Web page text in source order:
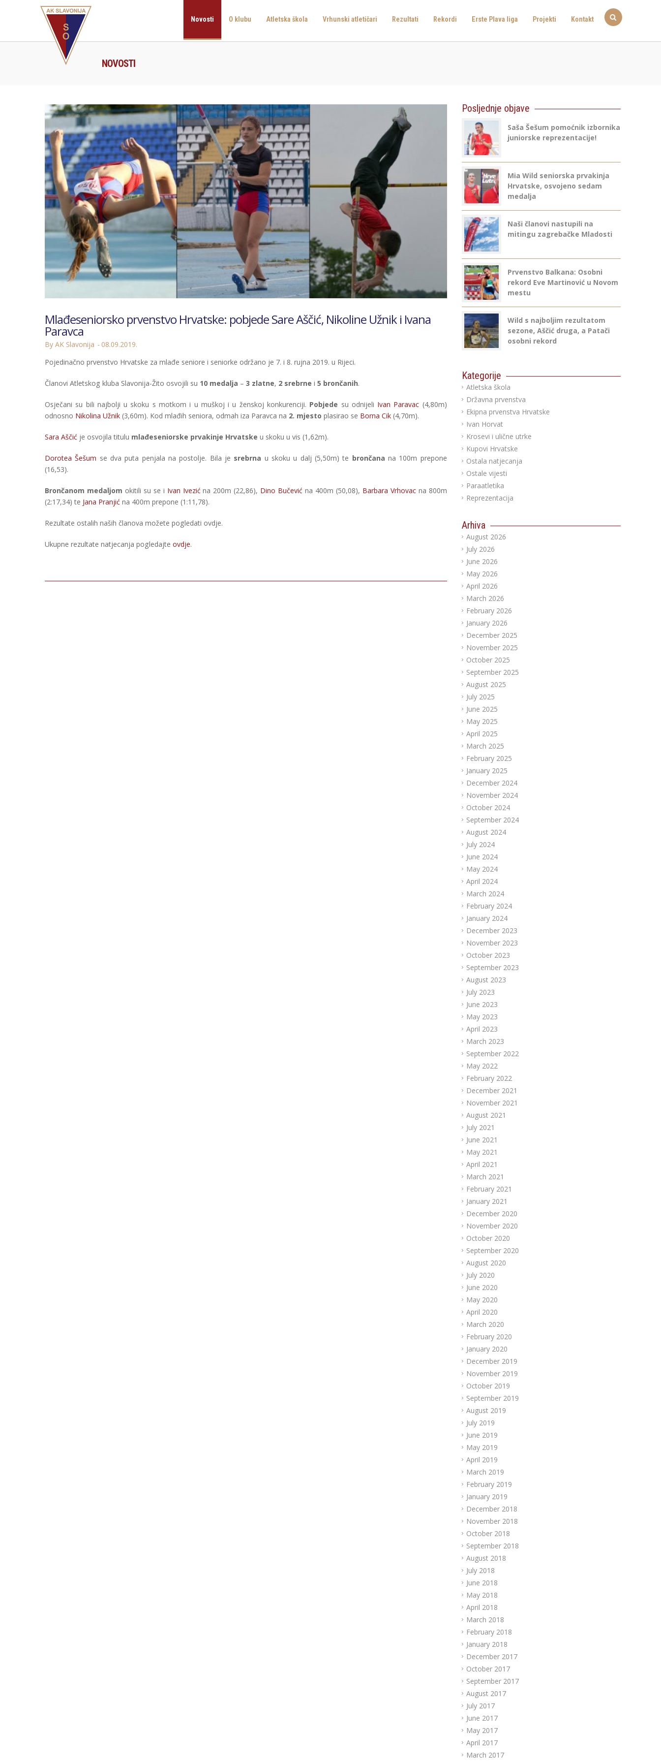
Novosti O klubu Atletska škola Vrhunski atletičari Rezultati Rekordi Erste Plava liga Projekti Kontakt
NOVOSTI
Mlađeseniorsko prvenstvo Hrvatske: pobjede Sare Aščić, Nikoline Užnik i Ivana
Paravca
By AK Slavonija
08.09.2019.
Pojedinačno prvenstvo Hrvatske za mlađe seniore i seniorke održano je 7. i 8. rujna 2019. u Rijeci.
Članovi Atletskog kluba Slavonija-Žito osvojili su 10 medalja – 3 zlatne, 2 srebrne i 5 brončanih.
Osječani su bili najbolji u skoku s motkom i u muškoj i u ženskoj konkurenciji. Pobjede su odnijeli Ivan Paravac (4,80m)
odnosno Nikolina Užnik (3,60m). Kod mlađih seniora, odmah iza Paravca na 2. mjesto plasirao se Borna Cik (4,70m).
Sara Aščić je osvojila titulu mlađeseniorske prvakinje Hrvatske u skoku u vis (1,62m).
Dorotea Šešum se dva puta penjala na postolje. Bila je srebrna u skoku u dalj (5,50m) te brončana na 100m prepone
(16,53).
Brončanom medaljom okitili su se i Ivan Ivezićna 200m (22,86), Dino Bučević na 400m (50,08), Barbara Vrhovacna 800m
(2:17,34) te Jana Pranjić na 400m prepone (1:11,78).
Rezultate ostalih naših članova možete pogledati ovdje.
Ukupne rezultate natjecanja pogledajte ovdje.
Posljednje objave
Saša Šešum pomoćnik izbornika
juniorske reprezentacije!
Mia Wild seniorska prvakinja
Hrvatske, osvojeno sedam
medalja
Naši članovi nastupili na
mitingu zagrebačke Mladosti
Prvenstvo Balkana: Osobni
rekord Eve Martinović u Novom
mestu
Wild s najboljim rezultatom
sezone, Aščić druga, a Patači
osobni rekord
Kategorije
Atletska škola
Državna prvenstva
Ekipna prvenstva Hrvatske
Ivan Horvat
Krosevi i ulične utrke
Kupovi Hrvatske
Ostala natjecanja
Ostale vijesti
Paraatletika
Reprezentacija
Arhiva
August 2026
July 2026
June 2026
May 2026
April 2026
March 2026
February 2026
January 2026
December 2025
November 2025
October 2025
September 2025
August 2025
July 2025
June 2025
May 2025
April 2025
March 2025
February 2025
January 2025
December 2024
November 2024
October 2024
September 2024
August 2024
July 2024
June 2024
May 2024
April 2024
March 2024
February 2024
January 2024
December 2023
November 2023
October 2023
September 2023
August 2023
July 2023
June 2023
May 2023
April 2023
March 2023
September 2022
May 2022
February 2022
December 2021
November 2021
August 2021
July 2021
June 2021
May 2021
April 2021
March 2021
February 2021
January 2021
December 2020
November 2020
October 2020
September 2020
August 2020
July 2020
June 2020
May 2020
April 2020
March 2020
February 2020
January 2020
December 2019
November 2019
October 2019
September 2019
August 2019
July 2019
June 2019
May 2019
April 2019
March 2019
February 2019
January 2019
December 2018
November 2018
October 2018
September 2018
August 2018
July 2018
June 2018
May 2018
April 2018
March 2018
February 2018
January 2018
December 2017
October 2017
September 2017
August 2017
July 2017
June 2017
May 2017
April 2017
March 2017